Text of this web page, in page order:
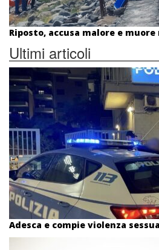
Riposto, accusa malore e
Ultimi articoli
Adesca e compie violenza